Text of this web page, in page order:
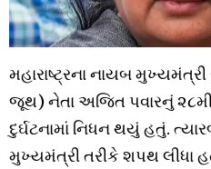
મહારાષ્ટ્રના નાયબ
જૂથ) નેતા અજિત પવારનું
દુર્ઘટનામાં નિધન થયું હતું.
મુખ્યમંત્રી તરીકે શપથ લીધા